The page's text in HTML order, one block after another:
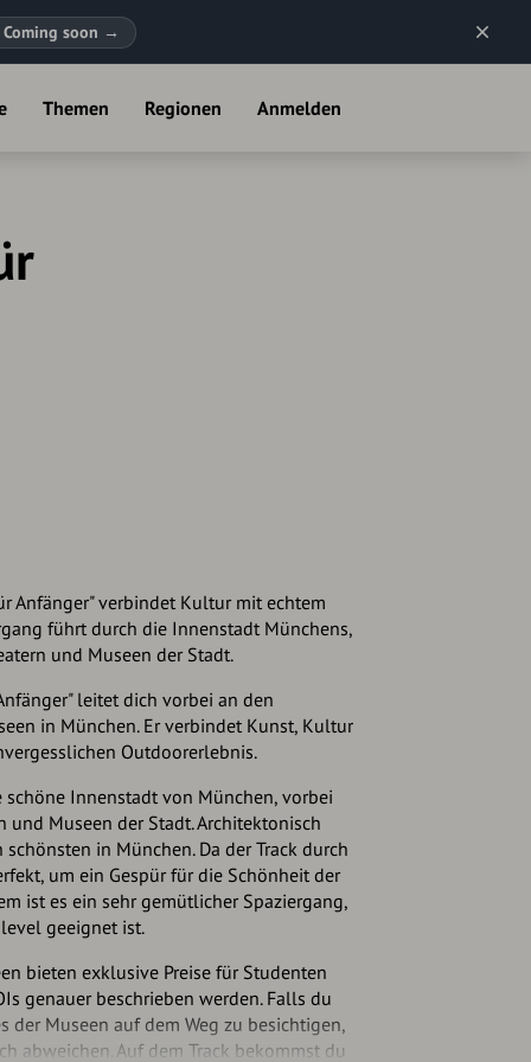
Coming soon →
Themen Regionen Anmelden
Anfänger" verbindet Kultur mit echtem
führt durch die Innenstadt Münchens,
und Museen der Stadt.
leitet dich vorbei an den
in München. Er verbindet Kunst, Kultur
Outdoorerlebnis.
schöne Innenstadt von München, vorbei
Museen der Stadt. Architektonisch
in München. Da der Track durch
um ein Gespür für die Schönheit der
ist es ein sehr gemütlicher Spaziergang,
geeignet ist.
bieten exklusive Preise für Studenten
genauer beschrieben werden. Falls du
der Museen auf dem Weg zu besichtigen,
abweichen. Auf dem Track bekommst du